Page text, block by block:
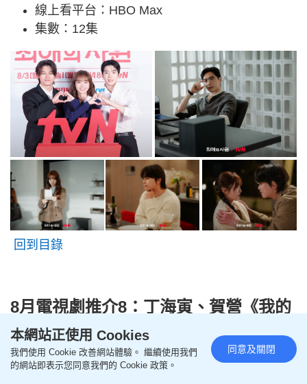
線上看平台：HBO Max
集數：12集
回到目錄
8月電視劇推介8：丁海寅、賀營《我的
荒糖戀愛》
內容簡介：丁海寅與賀營「先婚後愛」
首爾中央地方檢察廳的王牌女檢察官高恩世（賀營
本網站正使用 Cookies
我們使用 Cookie 改善網站體驗。 繼續使用我們
的網站即表示您同意我們的 Cookie 政策。
同意及關閉